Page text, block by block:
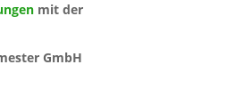
mit der
GmbH